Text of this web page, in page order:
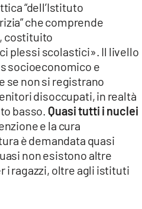
“dell’Istituto
che comprende
costituito
plessi scolastici». Il livello
socioeconomico e
se non si registrano
disoccupati, in realtà
basso. Quasi tutti i nuclei
e la cura
è demandata quasi
non esistono altre
i ragazzi, oltre agli istituti